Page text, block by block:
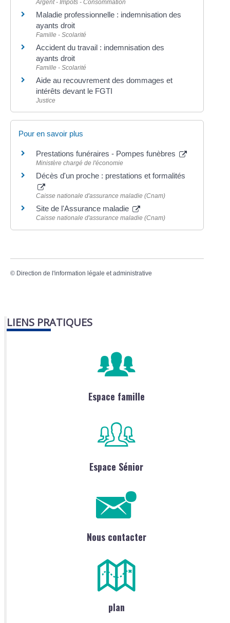
Argent - Impôts - Consommation
Maladie professionnelle : indemnisation des
ayants droit
Famille - Scolarité
Accident du travail : indemnisation des
ayants droit
Famille - Scolarité
Aide au recouvrement des dommages et
intérêts devant le FGTI
Justice
Pour en savoir plus
Prestations funéraires - Pompes funèbres
Ministère chargé de l'économie
Décès d'un proche : prestations et formalités
Caisse nationale d'assurance maladie (Cnam)
Site de l'Assurance maladie
Caisse nationale d'assurance maladie (Cnam)
© Direction de l'information légale et administrative
LIENS PRATIQUES
Espace famille
Espace Sénior
Nous contacter
plan